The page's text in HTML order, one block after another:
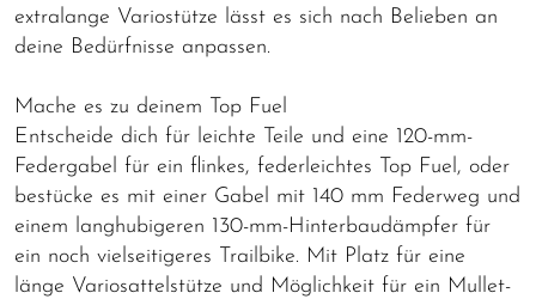
extralange Variostütze lässt es sich nach Belieben an
deine Bedürfnisse anpassen.
Mache es zu deinem Top Fuel
Entscheide dich für leichte Teile und eine 120-mm-
Federgabel für ein flinkes, federleichtes Top Fuel, oder
bestücke es mit einer Gabel mit 140 mm Federweg und
einem langhubigeren 130-mm-Hinterbaudämpfer für
ein noch vielseitigeres Trailbike. Mit Platz für eine
länge Variosattelstütze und Möglichkeit für ein Mullet-